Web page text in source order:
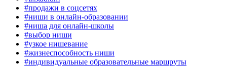
#продажи в соцсетях
#ниши в онлайн-образовании
#ниша для онлайн-школы
#выбор ниши
#узкое нишевание
#жизнеспособность ниши
#индивидуальные образовательные маршруты